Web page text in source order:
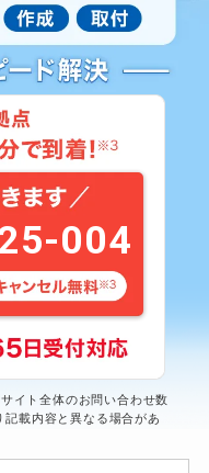
004
イト全体のお問い合わせ数
載内容と異なる場合があ